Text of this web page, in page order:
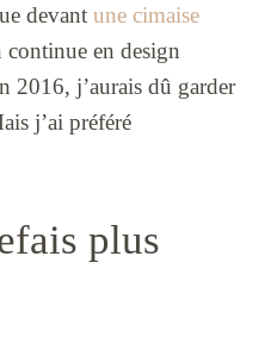
devant une cimaise
en design
2016, j’aurais dû garder
j’ai préféré
plus